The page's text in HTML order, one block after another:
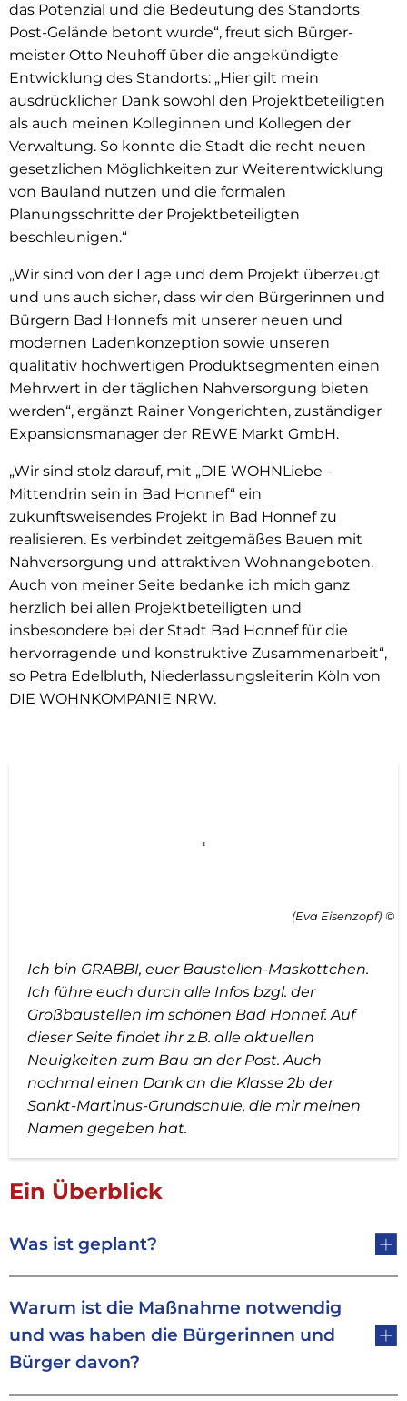
das Potenzial und die Bedeutung des Standorts
Post-Gelände betont wurde“, freut sich Bürger-
meister Otto Neuhoff über die angekündigte
Entwicklung des Standorts: „Hier gilt mein
ausdrücklicher Dank sowohl den Projektbeteiligten
als auch meinen Kolleginnen und Kollegen der
Verwaltung. So konnte die Stadt die recht neuen
gesetzlichen Möglichkeiten zur Weiterentwicklung
von Bauland nutzen und die formalen
Planungsschritte der Projektbeteiligten
beschleunigen.“
„Wir sind von der Lage und dem Projekt überzeugt
und uns auch sicher, dass wir den Bürgerinnen und
Bürgern Bad Honnefs mit unserer neuen und
modernen Ladenkonzeption sowie unseren
qualitativ hochwertigen Produktsegmenten einen
Mehrwert in der täglichen Nahversorgung bieten
werden“, ergänzt Rainer Vongerichten, zuständiger
Expansionsmanager der REWE Markt GmbH.
„Wir sind stolz darauf, mit „DIE WOHNLiebe –
Mittendrin sein in Bad Honnef“ ein
zukunftsweisendes Projekt in Bad Honnef zu
realisieren. Es verbindet zeitgemäßes Bauen mit
Nahversorgung und attraktiven Wohnangeboten.
Auch von meiner Seite bedanke ich mich ganz
herzlich bei allen Projektbeteiligten und
insbesondere bei der Stadt Bad Honnef für die
hervorragende und konstruktive Zusammenarbeit“,
so Petra Edelbluth, Niederlassungsleiterin Köln von
DIE WOHNKOMPANIE NRW.
(Eva Eisenzopf)
Ich bin GRABBI, euer Baustellen-Maskottchen.
Ich führe euch durch alle Infos bzgl. der
Großbaustellen im schönen Bad Honnef. Auf
dieser Seite findet ihr z.B. alle aktuellen
Neuigkeiten zum Bau an der Post. Auch
nochmal einen Dank an die Klasse 2b der
Sankt-Martinus-Grundschule, die mir meinen
Namen gegeben hat.
Ein Überblick
Was ist geplant?
Warum ist die Maßnahme notwendig
und was haben die Bürgerinnen und
Bürger davon?